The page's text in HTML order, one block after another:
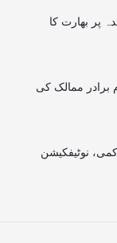
پر بھارت کا
برادر ممالک کی
3دن کیلئے مزید کمی، نوٹیفکیشن